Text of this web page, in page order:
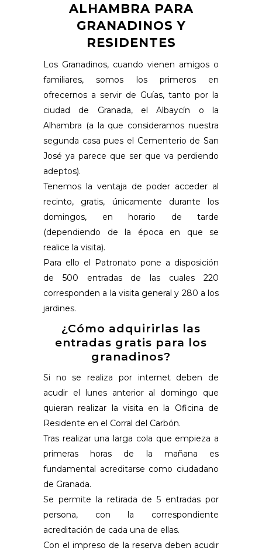
ALHAMBRA PARA
GRANADINOS Y
RESIDENTES
Los Granadinos, cuando vienen amigos o
familiares, somos los primeros en
ofrecernos a servir de Guías, tanto por la
ciudad de Granada, el Albaycín o la
Alhambra (a la que consideramos nuestra
segunda casa pues el Cementerio de San
José ya parece que ser que va perdiendo
adeptos).
Tenemos la ventaja de poder acceder al
recinto, gratis, únicamente durante los
domingos, en horario de tarde
(dependiendo de la época en que se
realice la visita).
Para ello el Patronato pone a disposición
de 500 entradas de las cuales 220
corresponden a la visita general y 280 a los
jardines.
¿Cómo adquirirlas las
entradas gratis para los
granadinos?
Si no se realiza por internet deben de
acudir el lunes anterior al domingo que
quieran realizar la visita en la Oficina de
Residente en el Corral del Carbón.
Tras realizar una larga cola que empieza a
primeras horas de la mañana es
fundamental acreditarse como ciudadano
de Granada.
Se permite la retirada de 5 entradas por
persona, con la correspondiente
acreditación de cada una de ellas.
Con el impreso de la reserva deben acudir